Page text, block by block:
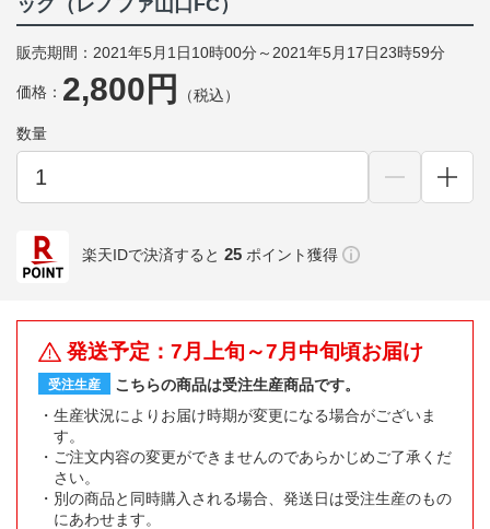
ッグ（レノファ山口FC）
販売期間：2021年5月1日10時00分～2021年5月17日23時59分
価格： 2,800円 （税込）
数量
楽天IDで決済すると 25 ポイント獲得
発送予定：7月上旬～7月中旬頃お届け
受注生産
こちらの商品は受注生産商品です。
生産状況によりお届け時期が変更になる場合がございま
す。
ご注文内容の変更ができませんのであらかじめご了承くだ
さい。
別の商品と同時購入される場合、発送日は受注生産のもの
にあわせます。